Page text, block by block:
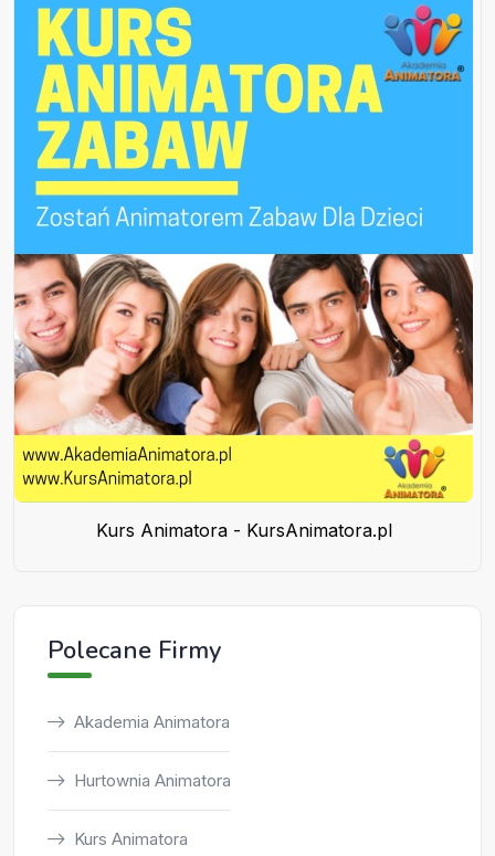
Kurs Animatora - KursAnimatora.pl
Polecane Firmy
Akademia Animatora
Hurtownia Animatora
Kurs Animatora